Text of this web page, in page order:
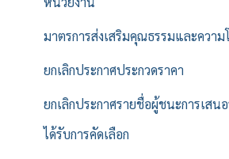
มาตรการส่งเสริมคุณธรรมและความ
ยกเลิกประกาศประกวดราคา
ยกเลิกประกาศรายชื่อผู้ชนะการเสน
ได้รับการคัดเลือก